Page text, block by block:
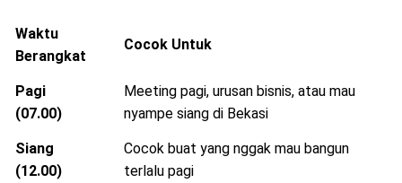
Waktu
Berangkat
Cocok Untuk
Pagi
(07.00)
Meeting pagi, urusan bisnis, atau mau
nyampe siang di Bekasi
Siang
(12.00)
Cocok buat yang nggak mau bangun
terlalu pagi